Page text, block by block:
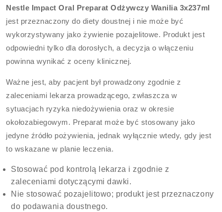
Nestle Impact Oral Preparat Odżywczy Wanilia 3x237ml
jest przeznaczony do diety doustnej i nie może być
wykorzystywany jako żywienie pozajelitowe. Produkt jest
odpowiedni tylko dla dorosłych, a decyzja o włączeniu
powinna wynikać z oceny klinicznej.
Ważne jest, aby pacjent był prowadzony zgodnie z
zaleceniami lekarza prowadzącego, zwłaszcza w
sytuacjach ryzyka niedożywienia oraz w okresie
okołozabiegowym. Preparat może być stosowany jako
jedyne źródło pożywienia, jednak wyłącznie wtedy, gdy jest
to wskazane w planie leczenia.
Stosować pod kontrolą lekarza i zgodnie z
zaleceniami dotyczącymi dawki.
Nie stosować pozajelitowo; produkt jest przeznaczony
do podawania doustnego.